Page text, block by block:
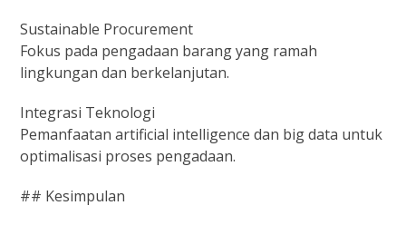
Sustainable Procurement
Fokus pada pengadaan barang yang ramah
lingkungan dan berkelanjutan.
Integrasi Teknologi
Pemanfaatan artificial intelligence dan big data untuk
optimalisasi proses pengadaan.
## Kesimpulan